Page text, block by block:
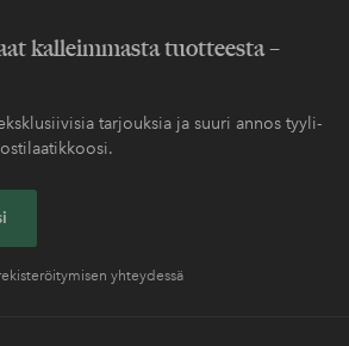
kalleimmasta tuotteesta –
tarjouksia ja suuri annos tyyli-
yhteydessä